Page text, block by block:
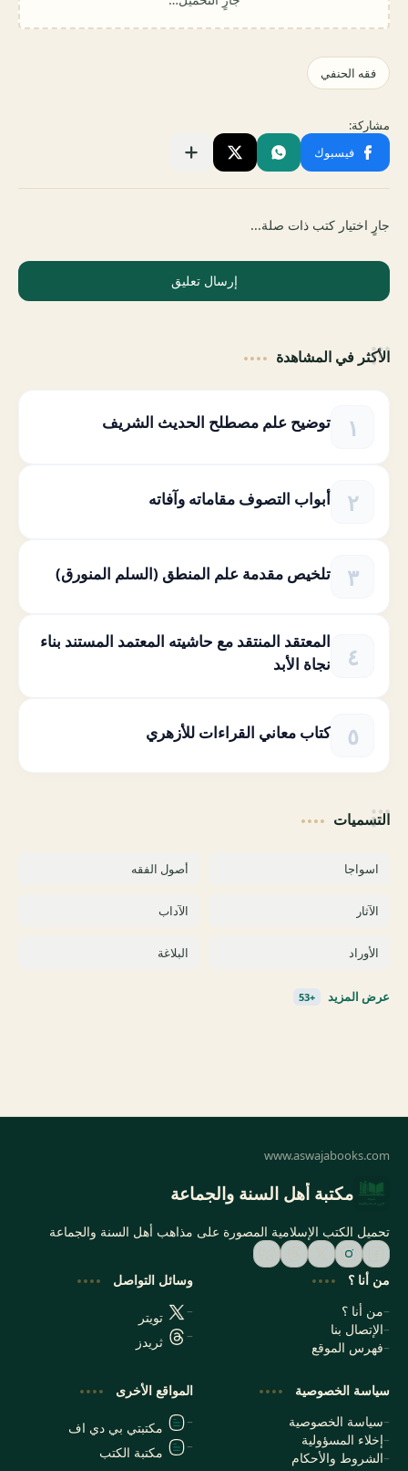
جارٍ اختيار كتب ذات صلة...
إرسال تعليق
الأكثر في المشاهدة
توضيح علم مصطلح الحديث الشريف
أبواب التصوف مقاماته وآفاته
تلخيص مقدمة علم المنطق (السلم المنورق)
المعتقد المنتقد مع حاشيته المعتمد المستند بناء
نجاة الأبد
كتاب معاني القراءات للأزهري
التسميات
مكتبة أهل السنة والجماعة
تحميل الكتب الإسلامية المصورة على مذاهب أهل السنة والجماعة
من أنا ؟
من أنا ؟
الإتصال بنا
فهرس الموقع
وسائل التواصل
تويتر
ثريدز
سياسة الخصوصية
سياسة الخصوصية
إخلاء المسؤولية
الشروط والأحكام
المواقع الأخرى
مكتبتي بي دي اف
مكتبة الكتب